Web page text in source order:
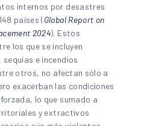
internos por desastres
países (Global Report on
2024). Estos
los que se incluyen
sequías e incendios
otros, no afectan sólo a
exacerban las condiciones
lo que sumado a
y extractivos